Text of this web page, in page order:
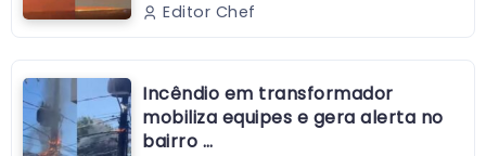
Editor Chef
Incêndio em transformador
mobiliza equipes e gera alerta no
bairro …